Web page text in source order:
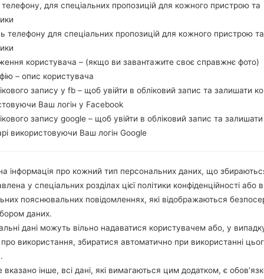
akaLG
для спеціальних пропозицій для кожного пристрою та
телефону для спеціальних пропозицій для кожного пристрою та
користувача – (якщо ви завантажите своє справжнє фото)
– опис користувача
запису у fb – щоб увійти в обліковий запис та залишати
Ваш логін у Facebook
запису google – щоб увійти в обліковий запис та залишати
використовуючи Ваш логін Google
інформація про кожний тип персональних даних, що
у спеціальних розділах цієї політики конфіденційності або в
пояснювальних повідомленнях, які відображаються
даних.
дані можуть вільно надаватися користувачем або, у
використання, збиратися автоматично при використанні
інше, всі дані, які вимагаються цим додатком, є